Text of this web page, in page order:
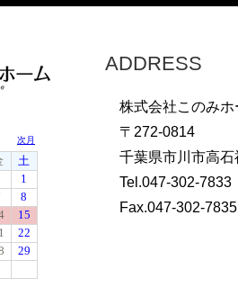
ADDRESS
株式会社このみホ
〒272-0814
千葉県市川市高石
Tel.047-302-7833
Fax.047-302-7835